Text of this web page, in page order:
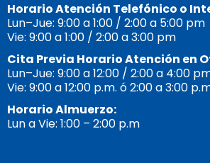
Horario Atención Telefónico o
Lun–Jue: 9:00 a 1:00 / 2:00 a 5:00 pm
Vie: 9:00 a 1:00 / 2:00 a 3:00 pm
Cita Previa Horario Atención en
Lun–Jue: 9:00 a 12:00 / 2:00 a 4:00
Vie: 9:00 a 12:00 p.m. ó 2:00 a 3:00
Horario Almuerzo:
Lun a Vie: 1:00 – 2:00 p.m